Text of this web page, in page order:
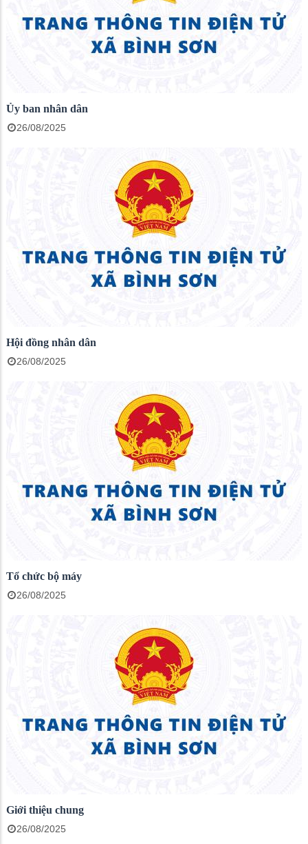
Ủy ban nhân dân
26/08/2025
Hội đồng nhân dân
26/08/2025
Tổ chức bộ máy
26/08/2025
Giới thiệu chung
26/08/2025